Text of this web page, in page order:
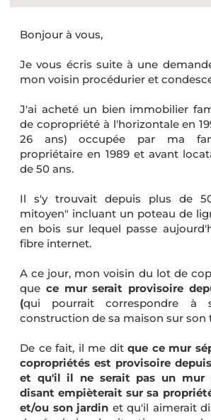
Bonjour à vous,
Je vous écris suite à une
mon voisin procédurier et
J'ai acheté un bien immobilier
de copropriété à l'horizontale en
26 ans) occupée par ma
propriétaire en 1989 et avant
de 50 ans.
Il s'y trouvait depuis plus de
mitoyen" incluant un poteau de
en bois sur lequel passe
fibre internet.
A ce jour, mon voisin du lot de
que ce mur serait provisoire
(qui pourrait correspondre à
construction de sa maison sur son
De ce fait, il me ditque ce mur
copropriétés est provisoire
et qu'il il ne serait pas un mur
disant empièterait sur sa
et/ou son jardin et qu'il aimerait